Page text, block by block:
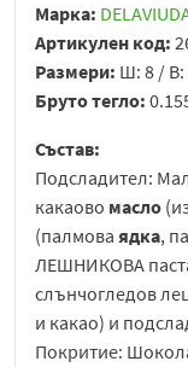
Марка:
Артикулен код:
Размери: Ш: 8 / В:
Бруто тегло:
Състав:
Подсладител:
какаово масло
(палмова ядка,
ЛЕШНИКОВА
слънчогледов
и какао) и
Покритие: